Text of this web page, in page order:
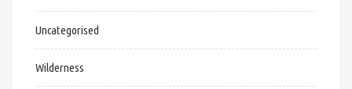
Uncategorised
Wilderness